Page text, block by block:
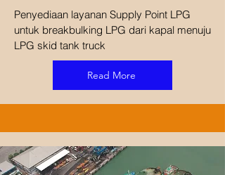
Penyediaan layanan Supply Point LPG
untuk breakbulking LPG dari kapal menuju
LPG skid tank truck
Read More